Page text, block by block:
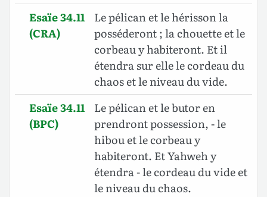
Esaïe 34.11
(CRA)
Le pélican et le hérisson la
posséderont ; la chouette et le
corbeau y habiteront. Et il
étendra sur elle le cordeau du
chaos et le niveau du vide.
Esaïe 34.11
(BPC)
Le pélican et le butor en
prendront possession, - le
hibou et le corbeau y
habiteront. Et Yahweh y
étendra - le cordeau du vide et
le niveau du chaos.